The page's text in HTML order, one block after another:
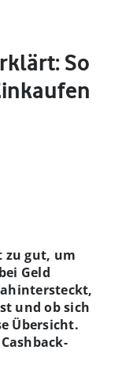
So
zu gut, um
Geld
und ob sich
Übersicht.